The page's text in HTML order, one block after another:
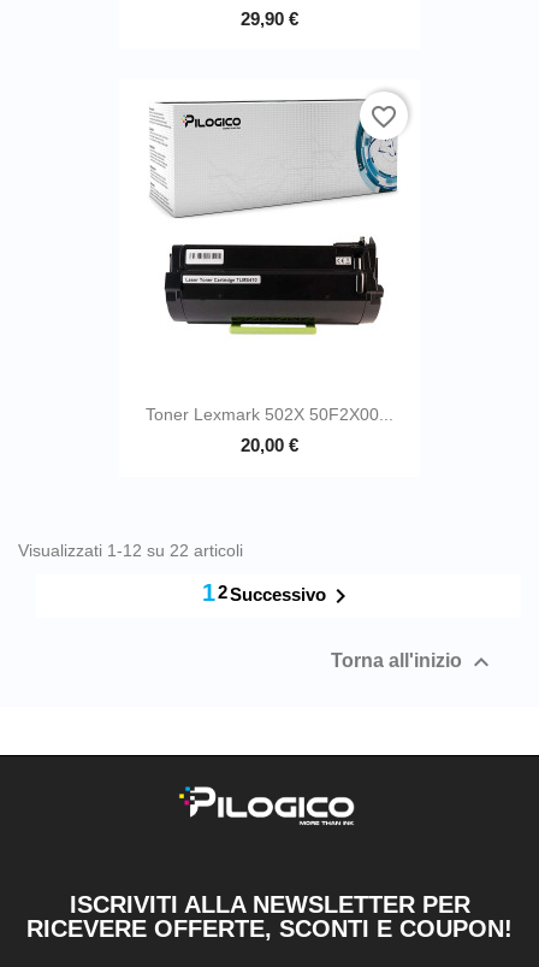
29,90 €
Toner Lexmark 502X 50F2X00...
20,00 €
favorite_border
Visualizzati 1-12 su 22 articoli
12Successivo 
Torna all'inizio 
ISCRIVITI ALLA NEWSLETTER PER
RICEVERE OFFERTE, SCONTI E COUPON!